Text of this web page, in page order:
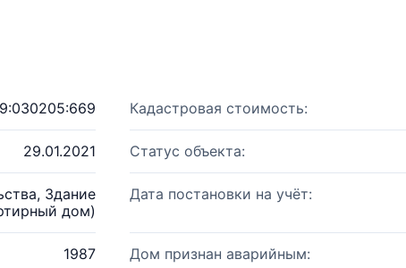
Кадастровая стоимость:
29.01.2021 Статус объекта:
Здание
дом)
Дата постановки на учёт:
1987 Дом признан аварийным: